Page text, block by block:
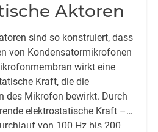
Aktoren
sind so konstruiert, dass
von Kondensatormikrofonen
wirkt eine
Kraft, die die
des Mikrofon bewirkt. Durch
elektrostatische Kraft –
von 100 Hz bis 200